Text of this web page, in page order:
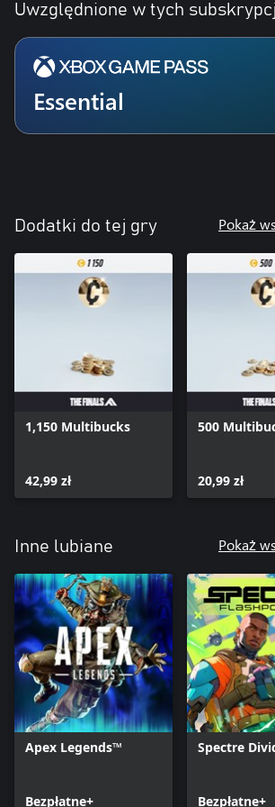
Uwzględnione w tych
Essential
Dodatki do tej gry Pokaż
1,150 Multibucks
42,99 zł
500
20,99 zł
Inne lubiane Pokaż
Apex Legends™
Bezpłatne+
Spectre
Bezpłatne+